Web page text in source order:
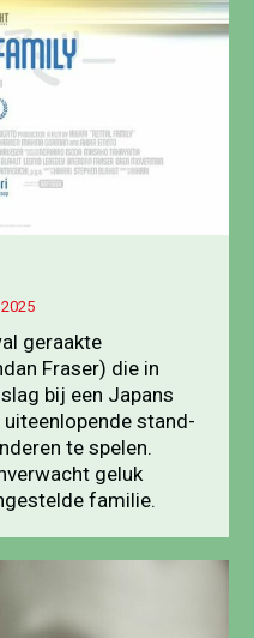
geraakte
Fraser) die in
bij een Japans
stand-
te spelen.
geluk
familie.